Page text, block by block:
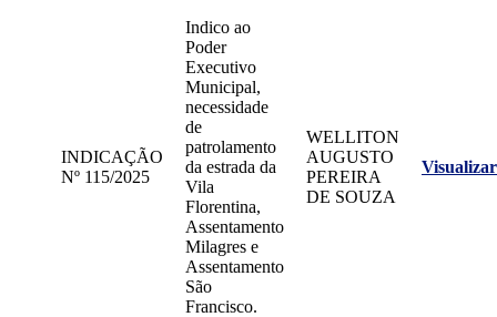
INDICAÇÃO
Nº 115/2025
Indico ao
Poder
Executivo
Municipal,
necessidade
de
patrolamento
da estrada da
Vila
Florentina,
Assentamento
Milagres e
Assentamento
São
Francisco.
WELLITON
AUGUSTO
PEREIRA
DE SOUZA
Visualizar